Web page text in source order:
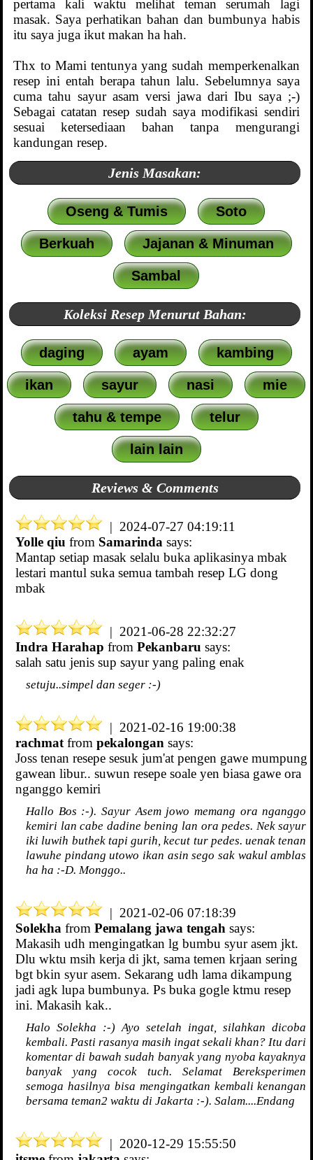
pertama kali waktu melihat teman serumah lagi
masak. Saya perhatikan bahan dan bumbunya habis
itu saya juga ikut makan ha hah.
Thx to Mami tentunya yang sudah memperkenalkan
resep ini entah berapa tahun lalu. Sebelumnya saya
cuma tahu sayur asam versi jawa dari Ibu saya ;-)
Sebagai catatan resep sudah saya modifikasi sendiri
sesuai ketersediaan bahan tanpa mengurangi
kandungan resep.
Jenis Masakan:
Oseng & Tumis Soto
Berkuah Jajanan & Minuman
Sambal
Koleksi Resep Menurut Bahan:
daging ayam kambing
ikan sayur nasi mie
tahu & tempe telur
lain lain
Reviews & Comments
| 2024-07-27 04:19:11
Yolle qiu from Samarinda says:
Mantap setiap masak selalu buka aplikasinya mbak
lestari mantul suka semua tambah resep LG dong
mbak
| 2021-06-28 22:32:27
Indra Harahap from Pekanbaru says:
salah satu jenis sup sayur yang paling enak
setuju..simpel dan seger :-)
| 2021-02-16 19:00:38
rachmat from pekalongan says:
Joss tenan resepe sesuk jum'at pengen gawe mumpung
gawean libur.. suwun resepe soale yen biasa gawe ora
nganggo kemiri
Hallo Bos :-). Sayur Asem jowo memang ora nganggo
kemiri lan cabe dadine bening lan ora pedes. Nek sayur
iki luwih buthek tapi gurih, kecut tur pedes. uenak tenan
lawuhe pindang utowo ikan asin sego sak wakul amblas
ha ha :-D. Monggo..
| 2021-02-06 07:18:39
Solekha from Pemalang jawa tengah says:
Makasih udh mengingatkan lg bumbu syur asem jkt.
Dlu wktu msih kerja di jkt, sama temen krjaan sering
bgt bkin syur asem. Sekarang udh lama dikampung
jadi agk lupa bumbunya. Ps buka gogle ktmu resep
ini. Makasih kak..
Halo Solekha :-) Ayo setelah ingat, silahkan dicoba
kembali. Pasti rasanya masih ingat sekali khan? Itu dari
komentar di bawah sudah banyak yang nyoba kayaknya
banyak yang cocok tuch. Selamat Bereksperimen
semoga hasilnya bisa mengingatkan kembali kenangan
bersama teman2 waktu di Jakarta :-). Salam....Endang
| 2020-12-29 15:55:50